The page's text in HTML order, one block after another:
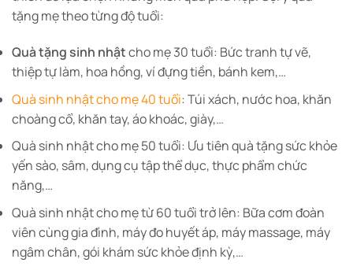
tặng mẹ theo từng độ tuổi:
Quà tặng sinh nhậtcho mẹ 30 tuổi: Bức tranh tự vẽ,
thiệp tự làm, hoa hồng, ví đựng tiền, bánh kem,…
Quà sinh nhật cho mẹ 40 tuổi: Túi xách, nước hoa, khăn
choàng cổ, khăn tay, áo khoác, giày,…
Quà sinh nhật cho mẹ 50 tuổi: Ưu tiên quà tặng sức khỏe
yến sào, sâm, dụng cụ tập thể dục, thực phẩm chức
năng,…
Quà sinh nhật cho mẹ từ 60 tuổi trở lên: Bữa cơm đoàn
viên cùng gia đình, máy đo huyết áp, máy massage, máy
ngâm chân, gói khám sức khỏe định kỳ,…